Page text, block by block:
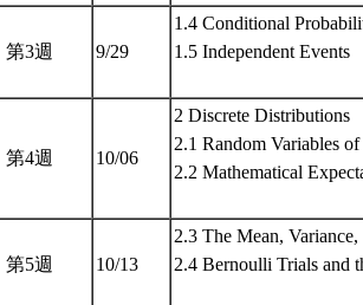
第3週 9/29
1.4 Conditional
1.5 Independent Events
第4週 10/06
2 Discrete Distributions
2.1 Random Variables
2.2 Mathematical
第5週 10/13
2.3 The Mean,
2.4 Bernoulli Trials and